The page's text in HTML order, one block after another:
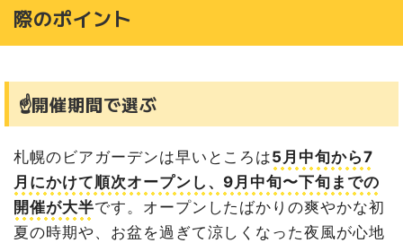
BEAR GARDEN（ベアガーデン）｜2026年5月18日
（月）〜9月30日（水）
さっぽろテレビ塔ビアガーデン｜2026年5月29日
（金）〜9月13日（日）
下でビールとジンギスカンを
THE ROO SUSUKINO BEER GARDEN（ザ・ルー）｜20
26年6月1日（月）〜9月中旬（予定）
恵愛ビル屋上に誕生！観覧車を目の前に望む圧倒的ロケー
ションのテラス
際のポイント
☝️開催期間で選ぶ
札幌のビアガーデンは早いところは5月中旬から7
月にかけて順次オープンし、9月中旬〜下旬までの
開催が大半です。オープンしたばかりの爽やかな初
夏の時期や、お盆を過ぎて涼しくなった夜風が心地